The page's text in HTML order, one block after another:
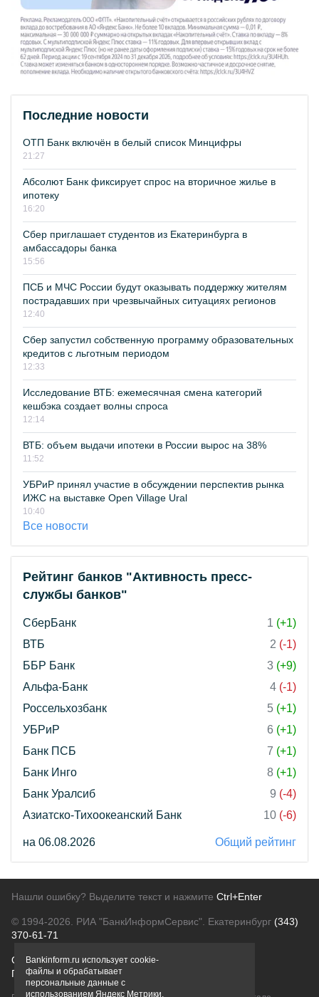
Последние новости
ОТП Банк включён в белый список Минцифры
21:27
Абсолют Банк фиксирует спрос на вторичное жилье в
ипотеку
16:20
Сбер приглашает студентов из Екатеринбурга в
амбассадоры банка
15:56
ПСБ и МЧС России будут оказывать поддержку жителям
пострадавших при чрезвычайных ситуациях регионов
12:40
Сбер запустил собственную программу образовательных
кредитов с льготным периодом
12:33
Исследование ВТБ: ежемесячная смена категорий
кешбэка создает волны спроса
12:14
ВТБ: объем выдачи ипотеки в России вырос на 38%
11:52
УБРиР принял участие в обсуждении перспектив рынка
ИЖС на выставке Open Village Ural
10:40
Все новости
Рейтинг банков "Активность пресс-
службы банков"
СберБанк 1 (+1)
ВТБ
2 (-1)
ББР Банк
3 (+9)
Альфа-Банк
4 (-1)
Россельхозбанк
5 (+1)
УБРиР
6 (+1)
Банк ПСБ
7 (+1)
Банк Инго
8 (+1)
Банк Уралсиб
9 (-4)
Азиатско-Тихоокеанский Банк
10 (-6)
на 06.08.2026 Общий рейтинг
Нашли ошибку? Выделите текст и нажмите Ctrl+Enter
© 1994-2026. РИА "БанкИнформСервис". Екатеринбург (343)
370-61-71
О проектеПолитика конфиденциальности
Правовая информацияДля рекламодателей
Bankinform.ru использует cookie-
файлы и обрабатывает
персональные данные с
использованием Яндекс Метрики,